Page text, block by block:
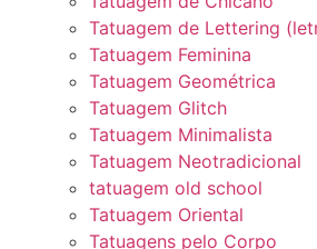
Tatuagem de Lettering
Tatuagem Feminina
Tatuagem Geométrica
Tatuagem Glitch
Tatuagem Minimalista
Tatuagem Neotradicional
tatuagem old school
Tatuagem Oriental
Tatuagens pelo Corpo